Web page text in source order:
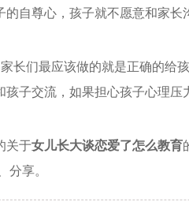
自尊心，孩子就不愿意和家长
长们最应该做的就是正确的给
子交流，如果担心孩子心理压
关于女儿长大谈恋爱了怎么教育
分享。